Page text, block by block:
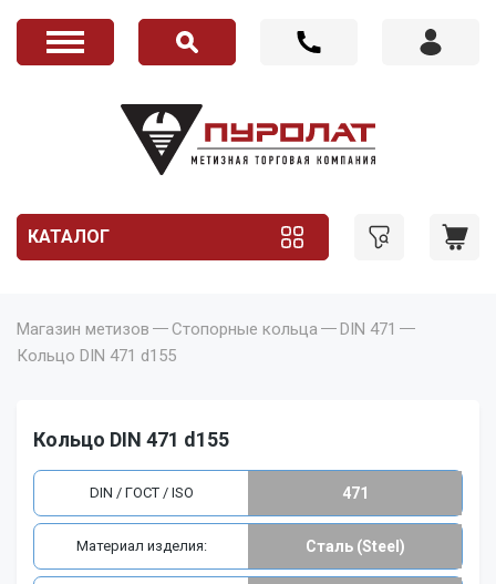
КАТАЛОГ
Магазин метизов Стопорные кольца
DIN 471
Кольцо DIN 471 d155
Кольцо DIN 471 d155
DIN / ГОСТ / ISO 471
Материал изделия: Сталь (Steel)